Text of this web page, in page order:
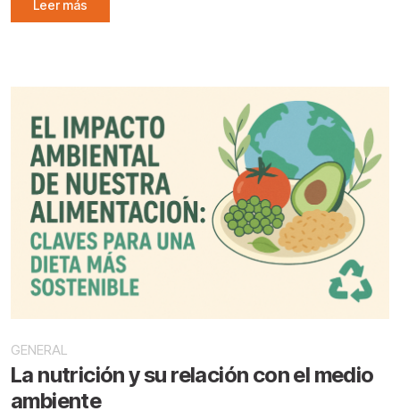
Leer más
GENERAL
La nutrición y su relación con el medio
ambiente